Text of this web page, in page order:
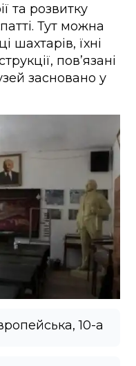
та розвитку
Тут можна
шахтарів, їхні
пов’язані
засновано у
10-а